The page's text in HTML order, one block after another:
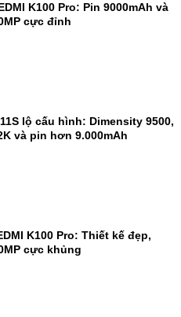
K100 Pro: Pin 9000mAh và
cực đỉnh
lộ cấu hình: Dimensity 9500,
và pin hơn 9.000mAh
K100 Pro: Thiết kế đẹp,
cực khủng